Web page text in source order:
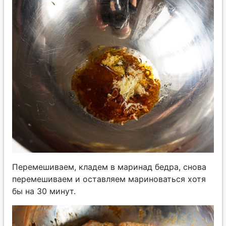
Перемешиваем, кладем в маринад бедра, снова
перемешиваем и оставляем мариноваться хотя
бы на 30 минут.